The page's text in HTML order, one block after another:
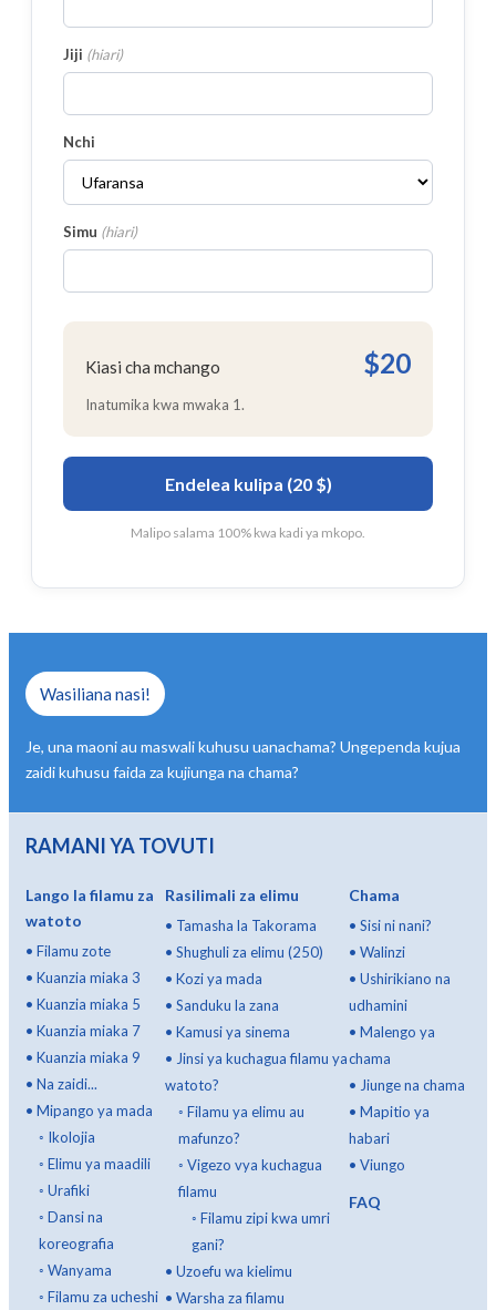
Jiji (hiari)
Nchi
Simu (hiari)
Kiasi cha mchango $20
Inatumika kwa mwaka 1.
Endelea kulipa (20 $)
Malipo salama 100% kwa kadi ya mkopo.
Wasiliana nasi!
Je, una maoni au maswali kuhusu uanachama? Ungependa kujua
zaidi kuhusu faida za kujiunga na chama?
RAMANI YA TOVUTI
Lango la filamu za
watoto
• Filamu zote
• Kuanzia miaka 3
• Kuanzia miaka 5
• Kuanzia miaka 7
• Kuanzia miaka 9
• Na zaidi...
• Mipango ya mada
◦ Ikolojia
◦ Elimu ya maadili
◦ Urafiki
◦ Dansi na
koreografia
◦ Wanyama
◦ Filamu za ucheshi
Rasilimali za elimu
• Tamasha la Takorama
• Shughuli za elimu (250)
• Kozi ya mada
• Sanduku la zana
• Kamusi ya sinema
• Jinsi ya kuchagua filamu ya
watoto?
◦ Filamu ya elimu au
mafunzo?
◦ Vigezo vya kuchagua
filamu
◦ Filamu zipi kwa umri
gani?
• Uzoefu wa kielimu
• Warsha za filamu
Chama
•Sisi ni nani?
•Walinzi
•Ushirikiano na
udhamini
•Malengo ya
chama
• Jiunge na chama
•Mapitio ya
habari
•Viungo
FAQ